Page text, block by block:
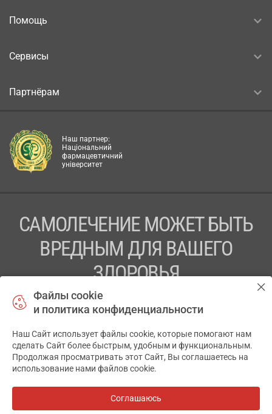
Помощь
Сервисы
Партнёрам
Наш партнер:
Національний
фармацевтичний
університет
САМОЛЕЧЕНИЕ МОЖЕТ БЫТЬ
ВРЕДНЫМ ДЛЯ ВАШЕГО
ЗДОРОВЬЯ
ПЕРЕД ПРИМЕНЕНИЕМ ПРЕПАРАТА
ПРОКОНСУЛЬТИРУЙТЕСЬ С ВРАЧОМ
ТОВ «АПТЕКА 911.ЮА» Код ЄДРПОУ 43631965.
Отказ от ответственности
АПТЕКА911.ЮА
Файлы cookie
и политика конфиденциальности
Наш Сайт использует файлы cookie, которые помогают нам
сделать Сайт более быстрым, удобным и функциональным.
Продолжая просматривать этот Сайт, Вы соглашаетесь на
использование нами файлов cookie.
Соглашаюсь
✕